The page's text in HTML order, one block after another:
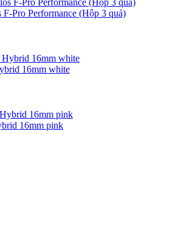
Pro Performance (Hộp 3 quả)
16mm white
16mm pink